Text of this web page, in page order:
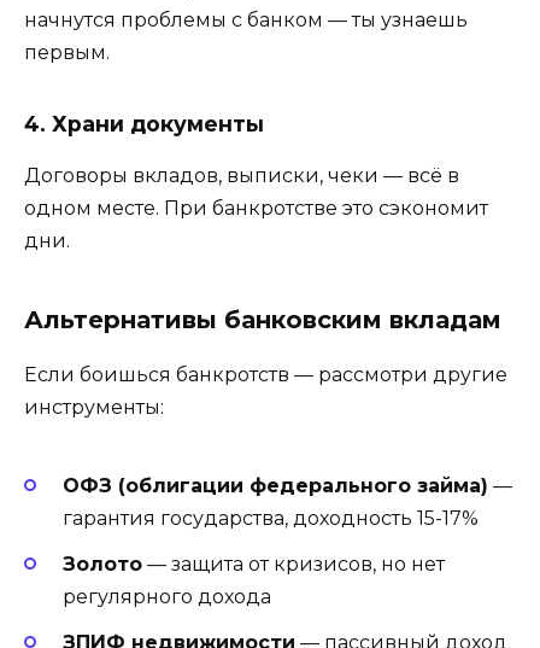
начнутся проблемы с банком — ты узнаешь
первым.
4. Храни документы
Договоры вкладов, выписки, чеки — всё в
одном месте. При банкротстве это сэкономит
дни.
Альтернативы банковским вкладам
Если боишься банкротств — рассмотри другие
инструменты:
ОФЗ (облигации федерального займа) —
гарантия государства, доходность 15-17%
Золото — защита от кризисов, но нет
регулярного дохода
ЗПИФ недвижимости — пассивный доход